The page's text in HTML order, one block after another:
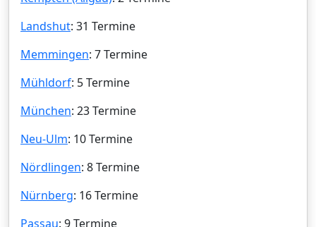
Landshut: 31 Termine
Memmingen: 7 Termine
Mühldorf: 5 Termine
München: 23 Termine
Neu-Ulm: 10 Termine
Nördlingen: 8 Termine
Nürnberg: 16 Termine
Passau: 9 Termine